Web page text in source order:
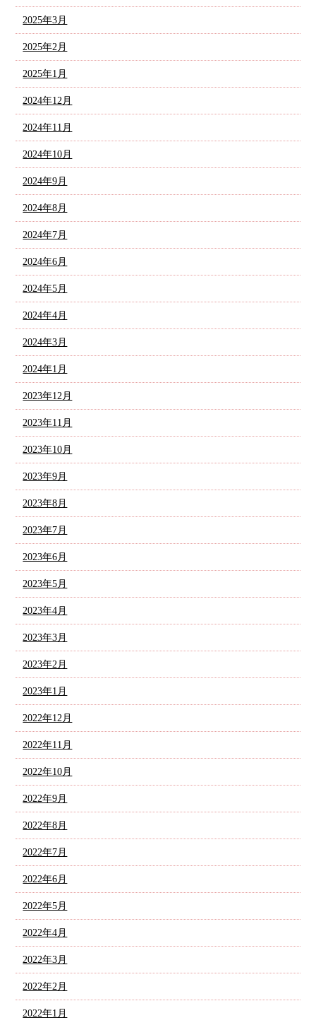
2025年3月
2025年2月
2025年1月
2024年12月
2024年11月
2024年10月
2024年9月
2024年8月
2024年7月
2024年6月
2024年5月
2024年4月
2024年3月
2024年1月
2023年12月
2023年11月
2023年10月
2023年9月
2023年8月
2023年7月
2023年6月
2023年5月
2023年4月
2023年3月
2023年2月
2023年1月
2022年12月
2022年11月
2022年10月
2022年9月
2022年8月
2022年7月
2022年6月
2022年5月
2022年4月
2022年3月
2022年2月
2022年1月